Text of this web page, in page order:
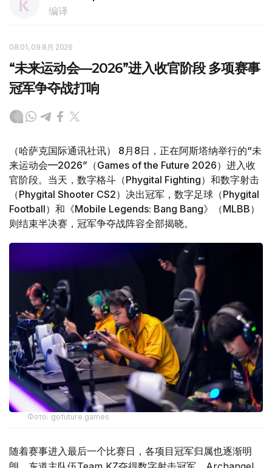
编译
08:01, 09 8月 2026
“未来运动会—2026”进入收官阶段 多项赛事
冠军争夺战打响
（哈萨克国际通讯社讯） 8月8日，正在阿斯塔纳举行的“未
来运动会—2026”（Games of the Future 2026）进入收
官阶段。当天，数字格斗（Phygital Fighting）和数字射击
（Phygital Shooter CS2）决出冠军，数字足球（Phygital
Football）和《Mobile Legends: Bang Bang》（MLBB）
则结束半决赛，冠军争夺战阵容全部揭晓。
Фото: gofuture.games
随着赛事进入最后一个比赛日，各项目冠军归属也逐渐明